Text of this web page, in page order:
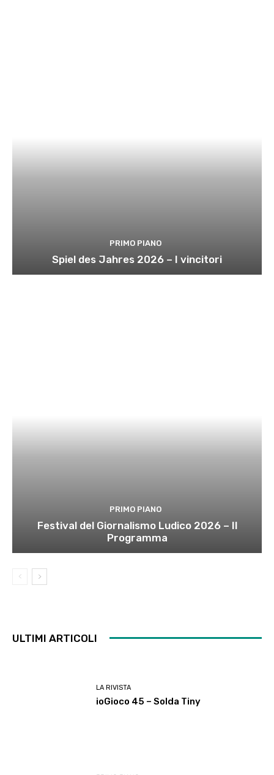
PRIMO PIANO
Spiel des Jahres 2026 – I vincitori
PRIMO PIANO
Festival del Giornalismo Ludico 2026 – Il
Programma
ULTIMI ARTICOLI
LA RIVISTA
ioGioco 45 – Solda Tiny